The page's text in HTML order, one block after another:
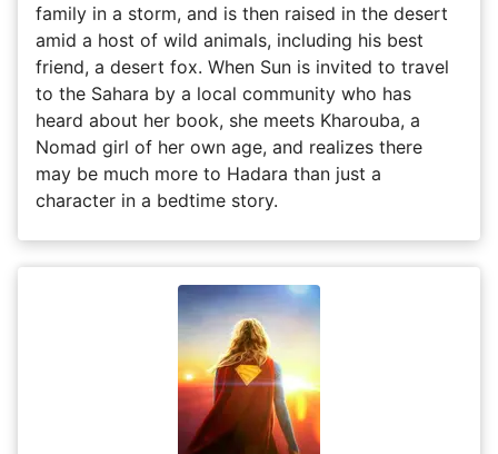
family in a storm, and is then raised in the desert
amid a host of wild animals, including his best
friend, a desert fox. When Sun is invited to travel
to the Sahara by a local community who has
heard about her book, she meets Kharouba, a
Nomad girl of her own age, and realizes there
may be much more to Hadara than just a
character in a bedtime story.